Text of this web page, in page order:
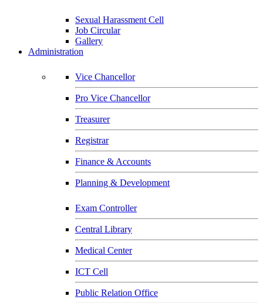
Sexual Harassment Cell
Job Circular
Gallery
Administration
Vice Chancellor
Pro Vice Chancellor
Treasurer
Registrar
Finance & Accounts
Planning & Development
Exam Controller
Central Library
Medical Center
ICT Cell
Public Relation Office